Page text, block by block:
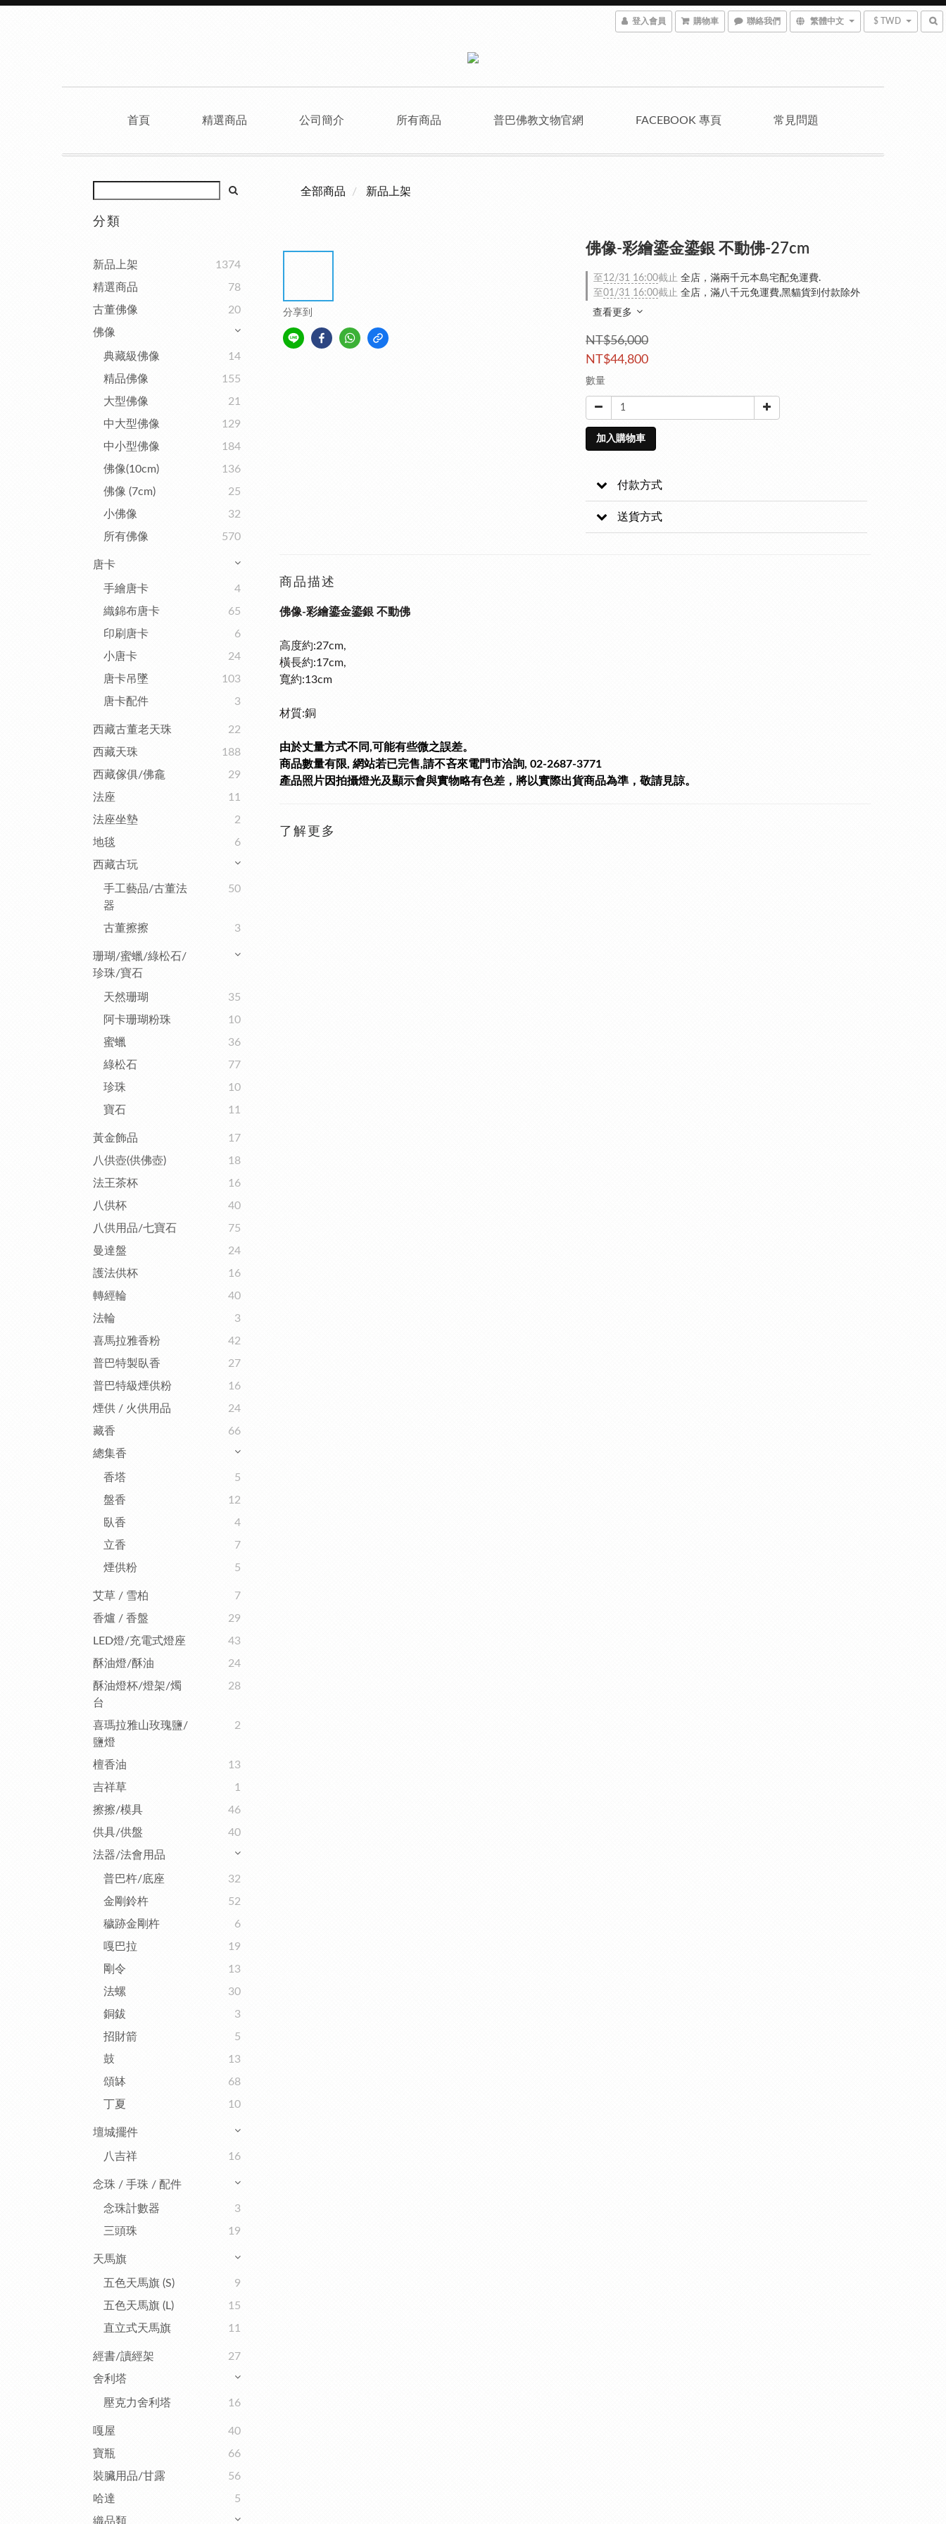
登入會員 購物車 聯絡我們 繁體中文 $ TWD
首頁 精選商品 公司簡介 所有商品 普巴佛教文物官網 FACEBOOK 專頁 常見問題
分類
新品上架
1374
精選商品
78
古董佛像
20
佛像
典藏級佛像
14
精品佛像
155
大型佛像
21
中大型佛像
129
中小型佛像
184
佛像(10cm)
136
佛像 (7cm)
25
小佛像
32
所有佛像
570
唐卡
手繪唐卡
4
織錦布唐卡
65
印刷唐卡
6
小唐卡
24
唐卡吊墜
103
唐卡配件
3
西藏古董老天珠
22
西藏天珠
188
西藏傢俱/佛龕
29
法座
11
法座坐墊
2
地毯
6
西藏古玩
手工藝品/古董法
器
50
古董擦擦 3
珊瑚/蜜蠟/綠松石/
珍珠/寶石
天然珊瑚
35
阿卡珊瑚粉珠
10
蜜蠟
36
綠松石
77
珍珠
10
寶石
11
黃金飾品
17
八供壺(供佛壺)
18
法王茶杯
16
八供杯
40
八供用品/七寶石
75
曼達盤
24
護法供杯
16
轉經輪
40
法輪
3
喜馬拉雅香粉
42
普巴特製臥香
27
普巴特級煙供粉
16
煙供 / 火供用品
24
藏香
66
總集香
香塔
5
盤香
12
臥香
4
立香
7
煙供粉
5
艾草 / 雪柏
7
香爐 / 香盤
29
LED燈/充電式燈座
43
酥油燈/酥油
24
酥油燈杯/燈架/燭
台
28
喜瑪拉雅山玫瑰鹽/
鹽燈
2
檀香油
13
吉祥草
1
擦擦/模具
46
供具/供盤
40
法器/法會用品
普巴杵/底座
32
金剛鈴杵
52
穢跡金剛杵
6
嘎巴拉
19
剛令
13
法螺
30
銅鈸
3
招財箭
5
鼓
13
頌缽
68
丁夏
10
壇城擺件
八吉祥 16
念珠 / 手珠 / 配件
念珠計數器
3
三頭珠
19
天馬旗
五色天馬旗 (S)
9
五色天馬旗 (L)
15
直立式天馬旗
11
經書/讀經架
27
舍利塔
壓克力舍利塔 16
嘎屋
40
寶瓶
66
裝臟用品/甘露
56
哈達
5
織品類
全部商品 新品上架
分享到
佛像-彩繪鎏金鎏銀 不動佛-27cm
至 12/31 16:00截止 全店，滿兩千元本島宅配免運費.
至01/31 16:00截止 全店，滿八千元免運費,黑貓貨到付款除外
查看更多
NT$56,000
NT$44,800
數量
加入購物車
付款方式
送貨方式
商品描述
佛像-彩繪鎏金鎏銀 不動佛
高度約:27cm,
橫長約:17cm,
寬約:13cm
材質:銅
由於丈量方式不同,可能有些微之誤差。
商品數量有限, 網站若已完售,請不吝來電門市洽詢, 02-2687-3771
產品照片因拍攝燈光及顯示會與實物略有色差，將以實際出貨商品為準，敬請見諒。
了解更多